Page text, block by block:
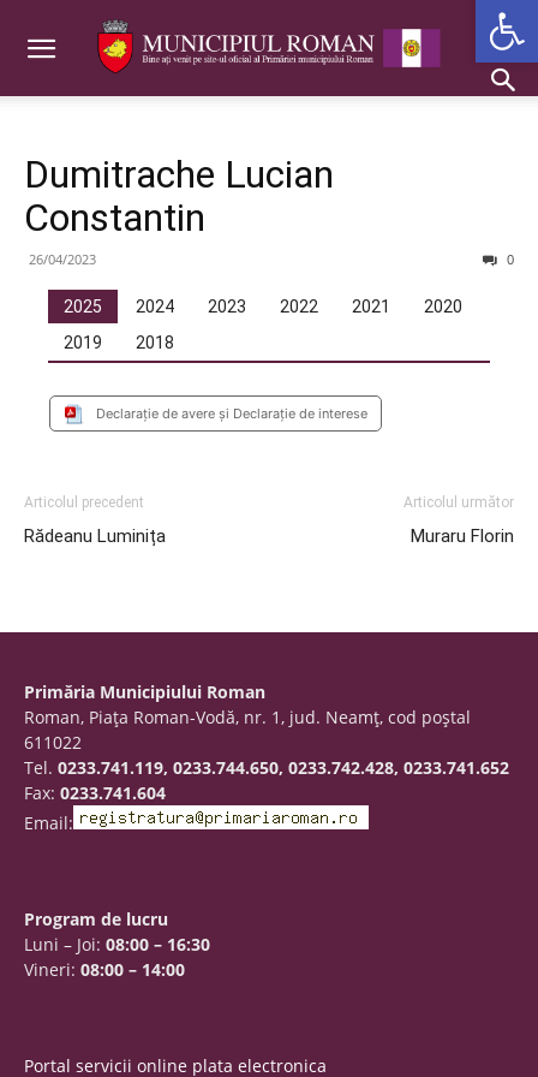
Dumitrache Lucian
Constantin
26/04/2023 0
2025 2024 2023 2022 2021
2020
2019
2018
Declarație de avere și Declarație de interese
Articolul precedent
Rădeanu Luminița
Articolul următor
Muraru Florin
Primăria Municipiului Roman
Roman, Piaţa Roman-Vodă, nr. 1, jud. Neamţ, cod poştal
611022
Tel. 0233.741.119, 0233.744.650, 0233.742.428, 0233.741.652
Fax: 0233.741.604
Email:
Program de lucru
Luni – Joi: 08:00 – 16:30
Vineri: 08:00 – 14:00
Portal servicii online plata electronica